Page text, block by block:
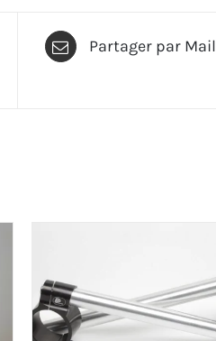
Partager par Mail